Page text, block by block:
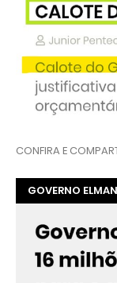
CONFIRA E
GOVERNO